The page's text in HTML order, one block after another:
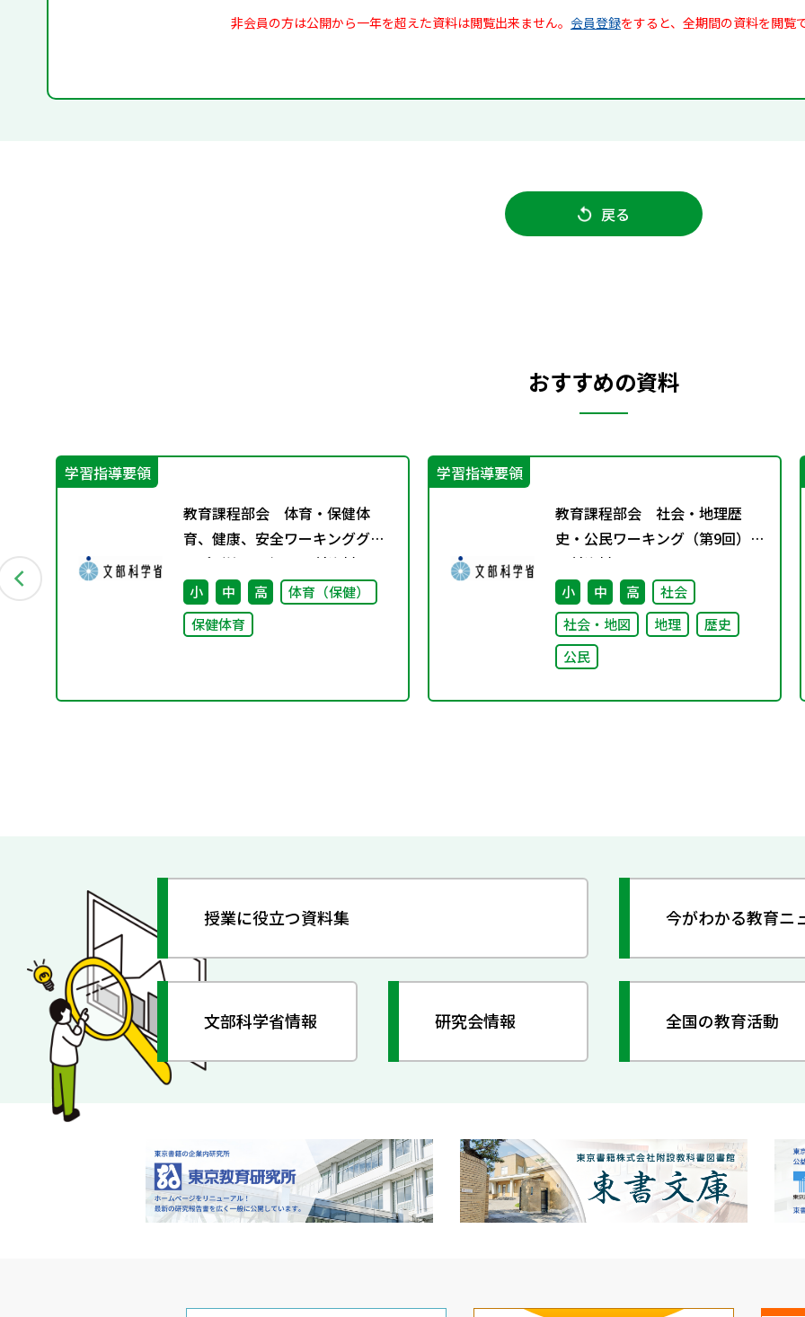
非会員の方は公開から一年を超えた資料は閲覧出来ません。 会員登録をすると、全期間の資料を閲覧
戻る
おすすめの資料
学習指導要領
教育課程部会 体育・保健体
育、健康、安全ワーキンググル
ープ（第11回） 配付資料
小 中 高
体育（保健）
保健体育
学習指導要領
教育課程部会 社会・地理歴
史・公民ワーキング（第9回）
配付資料
小 中 高
社会
社会・地図
地理
歴史
公民
授業に役立つ資料集 今がわかる教育ニ
文部科学省情報 研究会情報 全国の教育活動